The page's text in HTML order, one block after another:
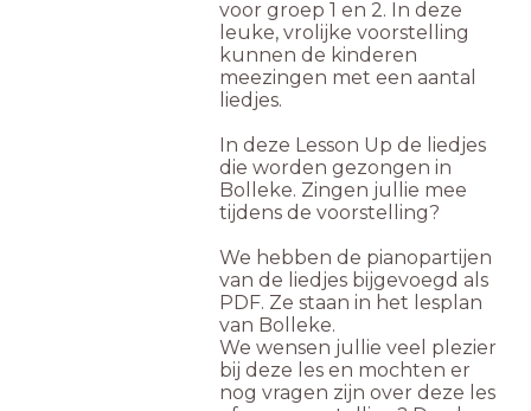
voor groep 1 en 2. In deze
leuke, vrolijke voorstelling
kunnen de kinderen
meezingen met een aantal
liedjes.
In deze Lesson Up de liedjes
die worden gezongen in
Bolleke. Zingen jullie mee
tijdens de voorstelling?
We hebben de pianopartijen
van de liedjes bijgevoegd als
PDF. Ze staan in het lesplan
van Bolleke.
We wensen jullie veel plezier
bij deze les en mochten er
nog vragen zijn over deze les